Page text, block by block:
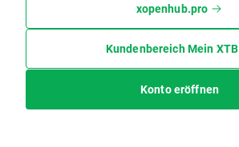
xopenhub.pro
Kundenbereich Mein XTB
Konto eröffnen